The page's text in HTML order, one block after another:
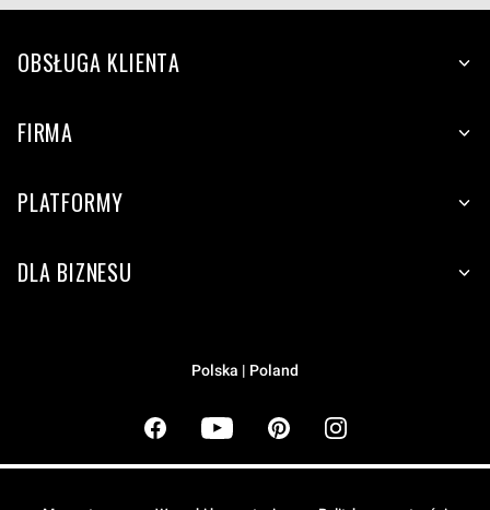
OBSŁUGA KLIENTA
FIRMA
PLATFORMY
DLA BIZNESU
Polska | Poland